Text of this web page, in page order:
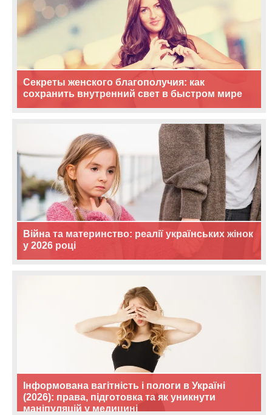
Секреты женского благополучия: как
сохранить внутренний свет в быстром мире
Війна та материнство: реалії українських жінок
у 2026 році
Інформована вагітність і пологи в Україні
(2026): права, підготовка та як уникнути
маніпуляцій у медицині